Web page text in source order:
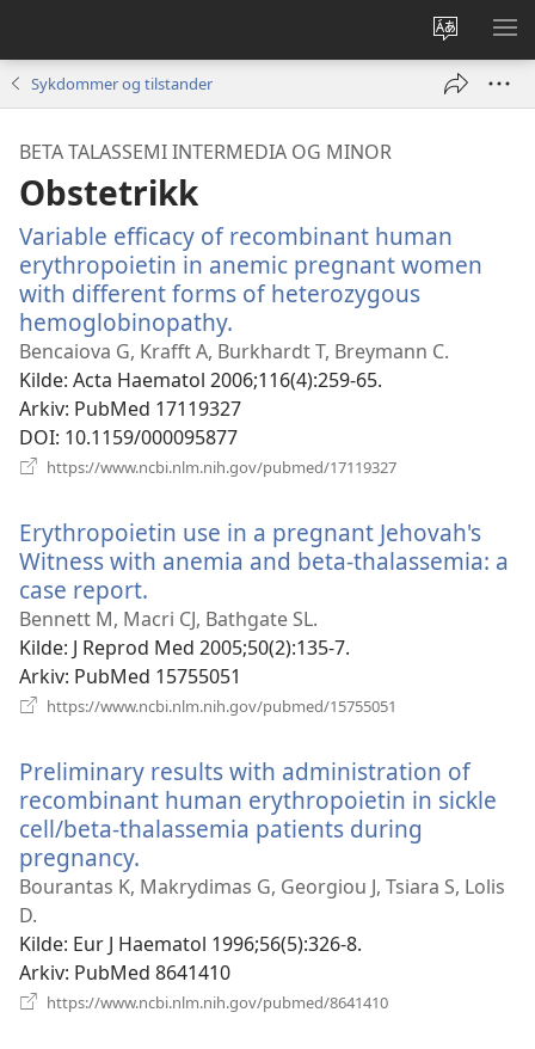
Endre
språk
VIS
Sykdommer og tilstander
BETA TALASSEMI INTERMEDIA OG MINOR
Obstetrikk
Variable efficacy of recombinant human
erythropoietin in anemic pregnant women
with different forms of heterozygous
hemoglobinopathy.
nytt
vindu)
Bencaiova G, Krafft A, Burkhardt T, Breymann C.
Kilde‎: Acta Haematol 2006;116(4):259-65.
Arkiv‎: PubMed 17119327
DOI‎: 10.1159/000095877
https://www.ncbi.nlm.nih.gov/pubmed/17119327
Erythropoietin use in a pregnant Jehovah's
Witness with anemia and beta-thalassemia: a
case report.
nytt
vindu)
Bennett M, Macri CJ, Bathgate SL.
Kilde‎: J Reprod Med 2005;50(2):135-7.
Arkiv‎: PubMed 15755051
https://www.ncbi.nlm.nih.gov/pubmed/15755051
Preliminary results with administration of
recombinant human erythropoietin in sickle
cell/beta-thalassemia patients during
pregnancy.
nytt
Bourantas K, Makrydimas G, Georgiou J, Tsiara S, Lolis
D.
Kilde‎: Eur J Haematol 1996;56(5):326-8.
Arkiv‎: PubMed 8641410
https://www.ncbi.nlm.nih.gov/pubmed/8641410